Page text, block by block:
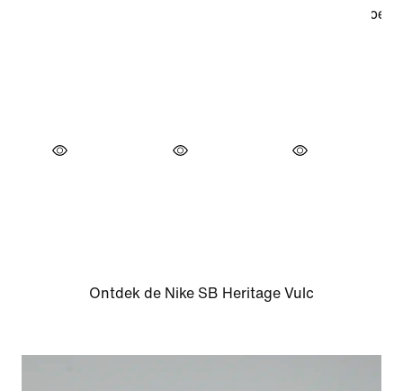
Ontdek de Nike SB Heritage Vulc